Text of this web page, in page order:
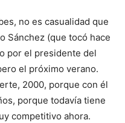
no es casualidad que
Sánchez (que tocó hace
por el presidente del
el próximo verano.
2000, porque con él
porque todavía tiene
competitivo ahora.